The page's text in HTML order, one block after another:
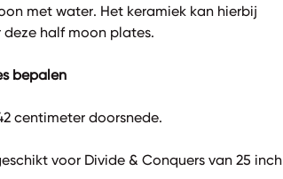
met water. Het keramiek kan hierbij
half moon plates.
bepalen
centimeter doorsnede.
voor Divide & Conquers van 25 inch